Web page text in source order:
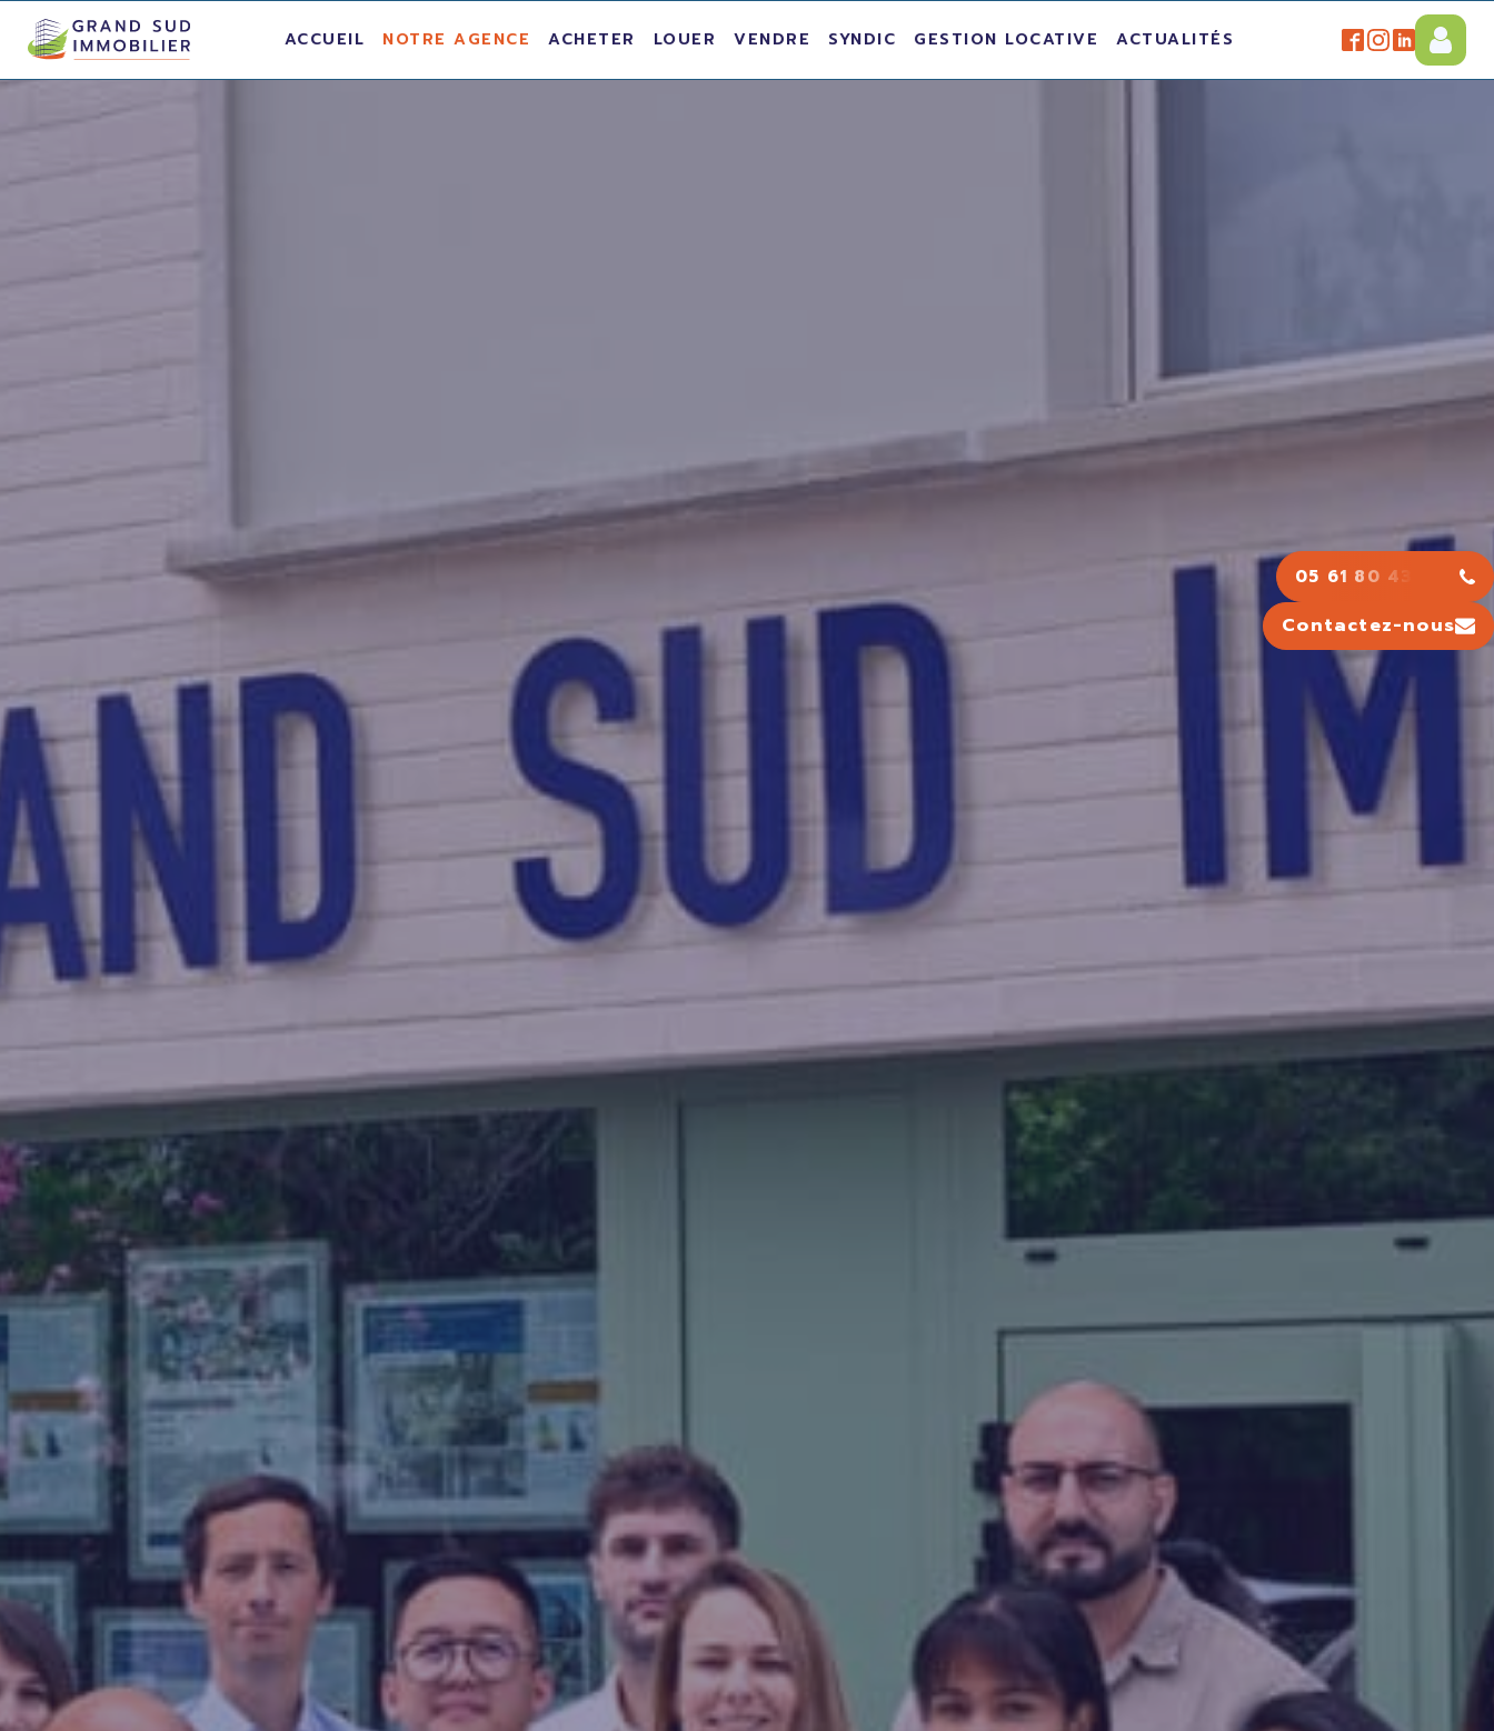
ACCUEIL NOTRE AGENCE ACHETER LOUER VENDRE SYNDIC GESTION LOCATIVE ACTUALITÉS
05 61 80 43 43
Contactez-nous